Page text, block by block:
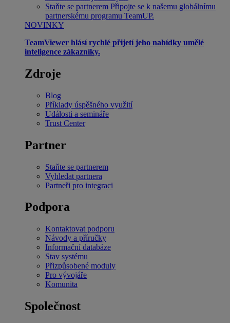
Staňte se partnerem Připojte se k našemu globálnímu
partnerskému programu TeamUP.
NOVINKY
TeamViewer hlásí rychlé přijetí jeho nabídky umělé
inteligence zákazníky.
Zdroje
Blog
Příklady úspěšného využití
Události a semináře
Trust Center
Partner
Staňte se partnerem
Vyhledat partnera
Partneři pro integraci
Podpora
Kontaktovat podporu
Návody a příručky
Informační databáze
Stav systému
Přizpůsobené moduly
Pro vývojáře
Komunita
Společnost